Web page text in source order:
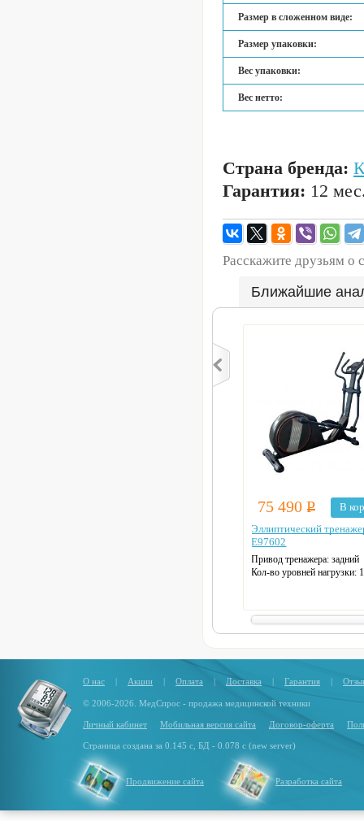
Размер в сложенном виде:
Размер упаковки:
Вес упаковки:
Вес нетто:
Страна бренда:
Гарантия: 12
Расскажите друзьям о
Ближайшие
75 490Р
В
Эллиптический
E97602
Привод тренажера: задний
Кол-во уровней нагрузки:
Длина шага: 48 см
Датчики пульса
Цвет: черный
О нас | Акции | Оплата | Доставка | Гарантия |
© 2006-2026. МедСпрос - продажа медицинской техники
Личный кабинет Мобильная версия сайта Договор-оферта
Страница создана за 0.145 с, БД - 0.078 с (new server)
Продвижение сайта Разработка сайта